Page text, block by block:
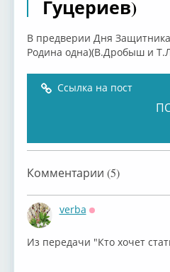
Гуцериев)
В предверии Дня
Родина одна)(В.Дробыш и
Ссылка на пост
Комментарии (5)
verba
Из передачи "Кто хочет